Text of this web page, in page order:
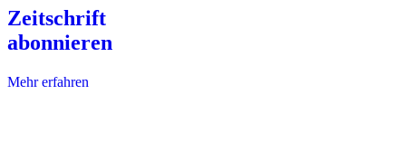
Zeitschrift
abonnieren
Mehr erfahren